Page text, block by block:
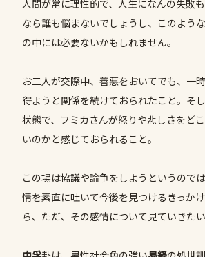
人間が常に理性的で、人生になんの失敗
なら誰も悩まないでしょうし、このような
の中には必要ないかもしれません。
お二人が交際中、善悪をおいてでも、一
得ようと関係を続けておられたこと。そ
状態で、フミカさんが怒りや悲しさをど
いのかと感じておられること。
この場は協議や論争をしようというので
情を素直に吐いて今後を見つけるきっか
ら、ただ、その感情について見ていきたい